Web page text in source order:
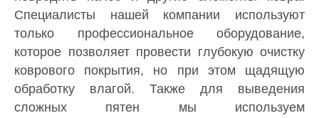
Специалисты нашей компании используют
только профессиональное оборудование,
которое позволяет провести глубокую очистку
коврового покрытия, но при этом щадящую
обработку влагой. Также для выведения
сложных пятен мы используем